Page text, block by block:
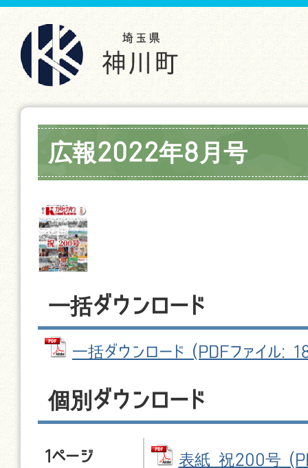
広報2022年8月号
一括ダウンロード
一括ダウンロード (PDFファイル:
個別ダウンロード
1ページ 表紙 祝200号